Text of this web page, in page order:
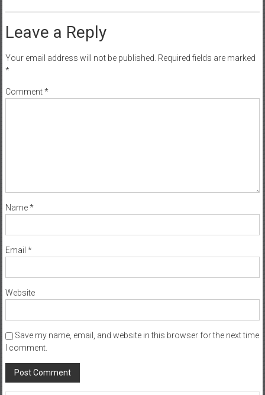
Leave a Reply
Your email address will not be published. Required fields are marked
*
Comment*
Name*
Email *
Website
Save my name, email, and website in this browser for the next time
I comment.